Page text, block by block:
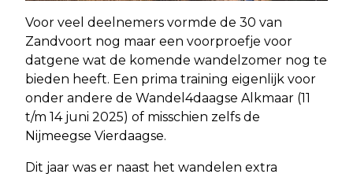
Voor veel deelnemers vormde de 30 van
Zandvoort nog maar een voorproefje voor
datgene wat de komende wandelzomer nog te
bieden heeft. Een prima training eigenlijk voor
onder andere de Wandel4daagse Alkmaar (11
t/m 14 juni 2025) of misschien zelfs de
Nijmeegse Vierdaagse.
Dit jaar was er naast het wandelen extra